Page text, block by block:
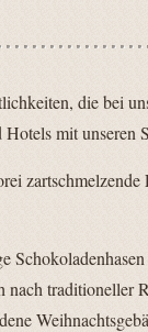
die bei
mit unseren
traditioneller